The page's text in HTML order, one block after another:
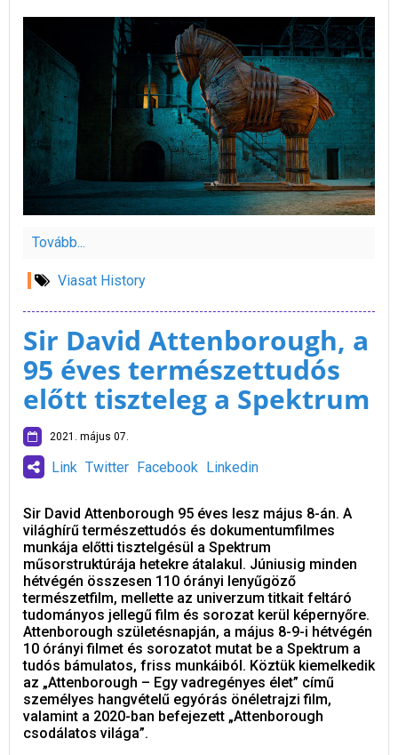
Tovább...
Viasat History
Sir David Attenborough, a
95 éves természettudós
előtt tiszteleg a Spektrum
2021. május 07.
Link Twitter Facebook Linkedin
Sir David Attenborough 95 éves lesz május 8-án. A
világhírű természettudós és dokumentumfilmes
munkája előtti tisztelgésül a Spektrum
műsorstruktúrája hetekre átalakul. Júniusig minden
hétvégén összesen 110 órányi lenyűgöző
természetfilm, mellette az univerzum titkait feltáró
tudományos jellegű film és sorozat kerül képernyőre.
Attenborough születésnapján, a május 8-9-i hétvégén
10 órányi filmet és sorozatot mutat be a Spektrum a
tudós bámulatos, friss munkáiból. Köztük kiemelkedik
az „Attenborough – Egy vadregényes élet” című
személyes hangvételű egyórás önéletrajzi film,
valamint a 2020-ban befejezett „Attenborough
csodálatos világa”.